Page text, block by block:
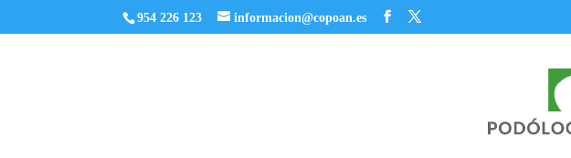
954 226 123 informacion@copoan.es